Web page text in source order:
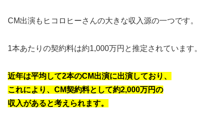
CM出演もヒコロヒーさんの大きな収入源の一つです。
1本あたりの契約料は約1,000万円と推定されています。
近年は平均して2本のCM出演に出演しており、
これにより、CM契約料として約2,000万円の
収入があると考えられます。